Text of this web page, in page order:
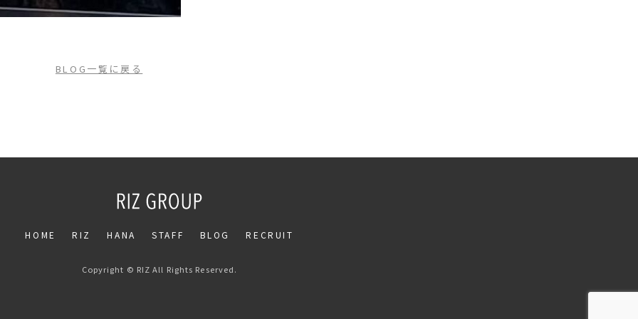
BLOG一覧に戻る
HOME RIZ HANA STAFF BLOG RECRUIT
Copyright © RIZ All Rights Reserved.